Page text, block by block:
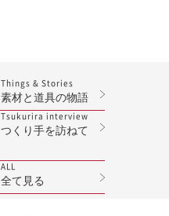
Things & Stories
素材と道具の物語
Tsukurira interview
つくり手を訪ねて
ALL
全て見る